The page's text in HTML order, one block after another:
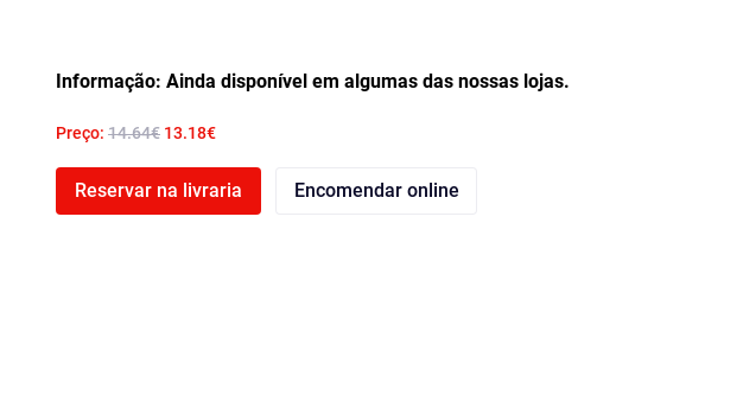
Informação: Ainda disponível em algumas das nossas lojas.
Preço: 14.64€ 13.18€
Reservar na livraria Encomendar online